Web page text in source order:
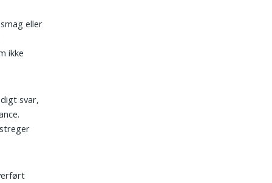
eller
ikke
svar,